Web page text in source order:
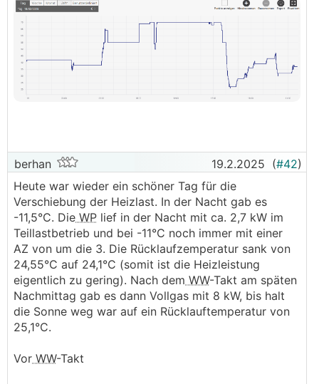
berhan 19.2.2025 (#42)
Heute war wieder ein schöner Tag für die
Verschiebung der Heizlast. In der Nacht gab es
-11,5°C. Die WP lief in der Nacht mit ca. 2,7 kW im
Teillastbetrieb und bei -11°C noch immer mit einer
AZ von um die 3. Die Rücklaufzemperatur sank von
24,55°C auf 24,1°C (somit ist die Heizleistung
eigentlich zu gering). Nach dem WW-Takt am späten
Nachmittag gab es dann Vollgas mit 8 kW, bis halt
die Sonne weg war auf ein Rücklauftemperatur von
25,1°C.
Vor WW-Takt